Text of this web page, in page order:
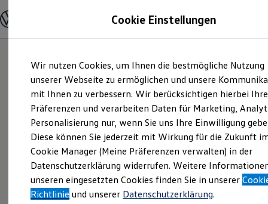
Hauptinhalt
springen
Footer
springen
Modelle und Konfigurator
Modelle vergleichen
Elektroautos
ENERGY Sondermodelle
Nutzfahrzeuge
SUV und CUV
Familienautos
Kombis
Kompaktwagen
Sportwagen
Schnell verfügbare Fahrzeuge
Angebote und Produkte
Aktuelle Angebote
E-Auto-Förderung
Volkswagen Marktplatz
Cookie Einstellungen
Wir nutzen Cookies, um Ihnen die bestmögliche Nutzung
unserer Webseite zu ermöglichen und unsere
mit Ihnen zu verbessern. Wir berücksichtigen hierbei Ihre
Präferenzen und verarbeiten Daten für Marketing,
Personalisierung nur, wenn Sie uns Ihre Einwilligung
Diese können Sie jederzeit mit Wirkung für die Zukunft
Cookie Manager (Meine Präferenzen verwalten) in der
Datenschutzerklärung widerrufen. Weitere
unseren eingesetzten Cookies finden Sie in unserer
Richtlinie und unserer Datenschutzerklärung.